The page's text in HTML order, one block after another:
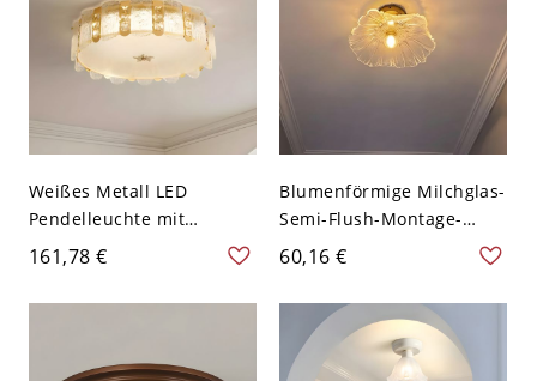
Weißes Metall LED
Pendelleuchte mit
mattiertem Glasschirm -
Modernes Trommelform
für den Wohnbereich -
161,78 €
Blumenförmige Milchglas-
Semi-Flush-Montage-
Deckenleuchte mit
Abwärtslicht - Weiß 110V-
120V
60,16 €